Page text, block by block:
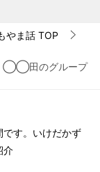
やま話 TOP
◯◯田のグループ
です。いけだかず
介